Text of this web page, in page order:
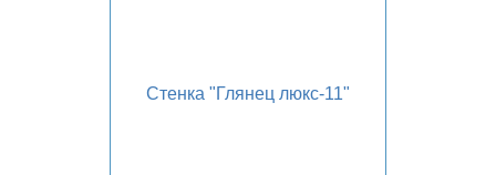
Стенка "Глянец люкс-11"